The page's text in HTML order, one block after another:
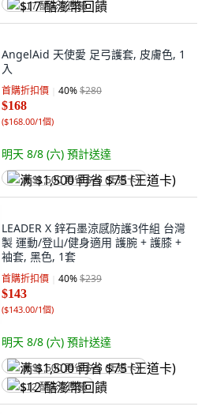
$17 酷澎幣回饋
AngelAid 天使愛 足弓護套, 皮膚色, 1
入
首購折扣價 40%$280
$168
($168.00/1個)
明天 8/8 (六) 預計送達
满 $1,500 再省 $75 (王道卡)
LEADER X 鋅石墨涼感防護3件組 台灣
製 運動/登山/健身適用 護腕 + 護膝 +
袖套, 黑色, 1套
首購折扣價 40%$239
$143
($143.00/1個)
明天 8/8 (六) 預計送達
满 $1,500 再省 $75 (王道卡)
$12 酷澎幣回饋